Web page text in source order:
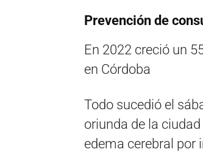
Prevención de
En 2022 creció un
en Córdoba
Todo sucedió el
oriunda de la
edema cerebral por